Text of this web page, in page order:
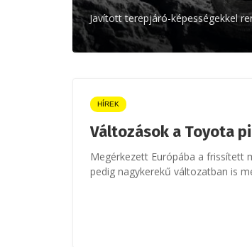
Javított terepjáró-képességekkel
HÍREK
Változások a Toyota
Megérkezett Európába a frissített
pedig nagykerekű változatban is